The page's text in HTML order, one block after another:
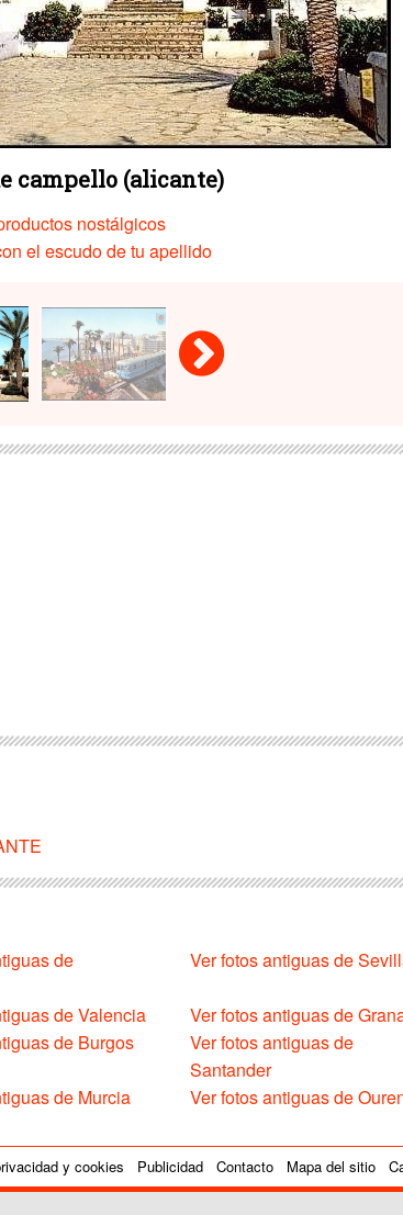
campello (alicante)
nostálgicos
el escudo de tu apellido
de
Ver fotos antiguas de
de Valencia
Ver fotos antiguas de
de Burgos
Ver fotos antiguas de
Santander
de Murcia Ver fotos antiguas de
y cookies Publicidad Contacto Mapa del sitio